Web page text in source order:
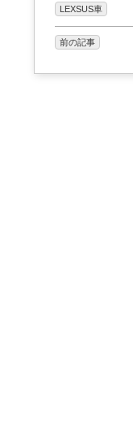
LEXSUS車
前の記事